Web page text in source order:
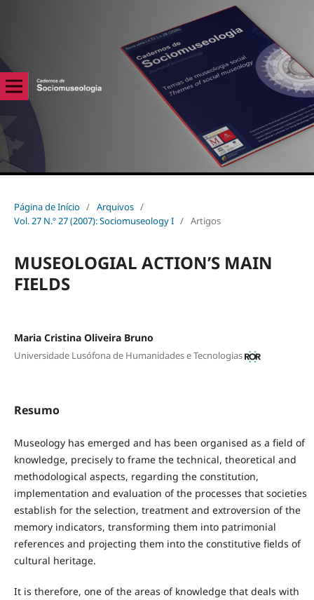
Página de Início / Arquivos /
Vol. 27 N.º 27 (2007): Sociomuseology I / Artigos
MUSEOLOGIAL ACTION’S MAIN
FIELDS
Maria Cristina Oliveira Bruno
Universidade Lusófona de Humanidades e Tecnologias
Resumo
Museology has emerged and has been organised as a field of
knowledge, precisely to frame the technical, theoretical and
methodological aspects, regarding the constitution,
implementation and evaluation of the processes that societies
establish for the selection, treatment and extroversion of the
memory indicators, transforming them into patrimonial
references and projecting them into the constitutive fields of
cultural heritage.
It is therefore, one of the areas of knowledge that deals with